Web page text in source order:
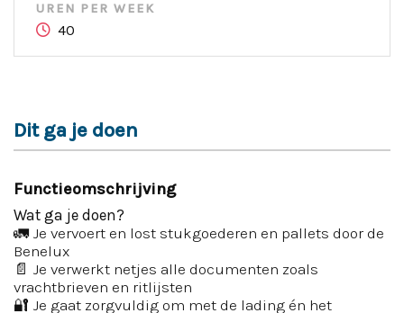
UREN PER WEEK
40
Dit ga je doen
Functieomschrijving
Wat ga je doen?
🚛 Je vervoert en lost stukgoederen en pallets door de
Benelux
📄 Je verwerkt netjes alle documenten zoals
vrachtbrieven en ritlijsten
🔐 Je gaat zorgvuldig om met de lading én het